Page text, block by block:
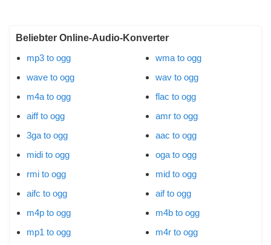
Beliebter Online-Audio-Konverter
mp3 to ogg
wave to ogg
m4a to ogg
aiff to ogg
3ga to ogg
midi to ogg
rmi to ogg
aifc to ogg
m4p to ogg
mp1 to ogg
wma to ogg
wav to ogg
flac to ogg
amr to ogg
aac to ogg
oga to ogg
mid to ogg
aif to ogg
m4b to ogg
m4r to ogg